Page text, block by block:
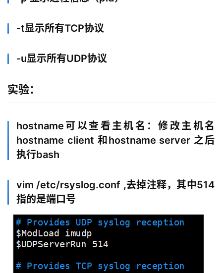
-t显示所有TCP协议
-u显示所有UDP协议
实验：
hostname可以查看主机名：修改主机名
hostname client 和hostname server 之后
执行bash
vim /etc/rsyslog.conf ,去掉注释，其中514
指的是端口号